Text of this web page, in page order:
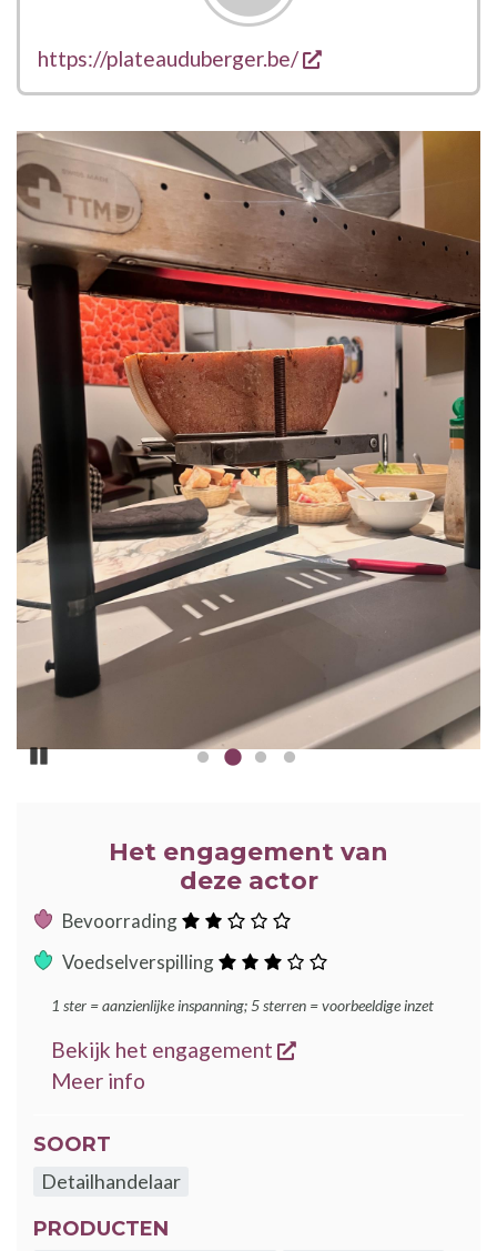
Links
https://plateauduberger.be/ opent een nieuw
Pause
Het engagement van
deze actor
Bevoorrading
Voedselverspilling
1 ster = aanzienlijke inspanning; 5 sterren = voorbeeldige inzet
Bekijk het engagement
opent een nieuw
Meer info
SOORT
Detailhandelaar
PRODUCTEN